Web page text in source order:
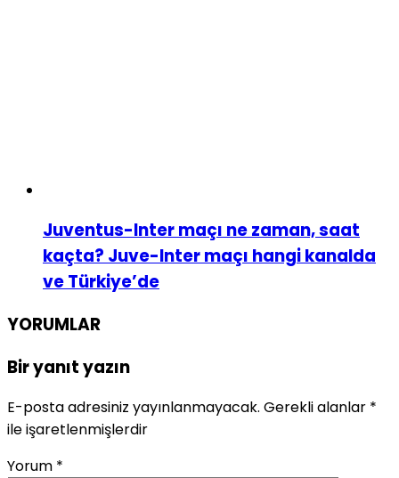
Juventus-Inter maçı ne zaman, saat
kaçta? Juve-Inter maçı hangi kanalda
ve Türkiye’de
YORUMLAR
Bir yanıt yazın
E-posta adresiniz yayınlanmayacak. Gerekli alanlar *
ile işaretlenmişlerdir
Yorum *